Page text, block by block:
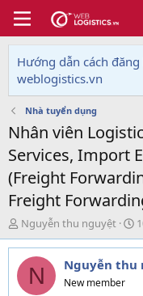
Hướng dẫn cách
weblogistics.vn
Nhà tuyển dụng
Nhân viên
Services, Import
(Freight
Freight
T
h
r
e
Nguyễn thu nguyệt
N
g
à
y
N Nguyễn thu
New member